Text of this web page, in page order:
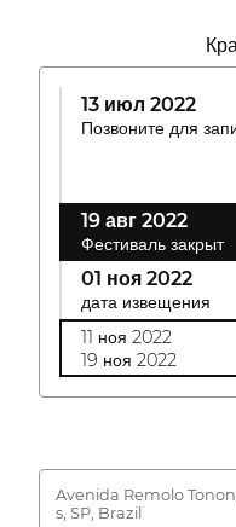
13 июл 2022
Позвоните для
19 авг 2022
Фестиваль закрыт
01 ноя 2022
дата извещения
11 ноя 2022
19 ноя 2022
Avenida Remolo Tonon,
s, SP, Brazil